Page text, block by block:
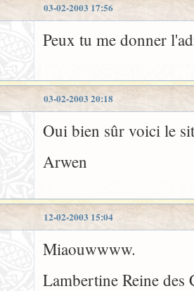
03-02-2003 17:56
Peux tu me donner
03-02-2003 20:18
Oui bien sûr voici le
Arwen
12-02-2003 15:04
Miaouwwww.
Lambertine Reine des